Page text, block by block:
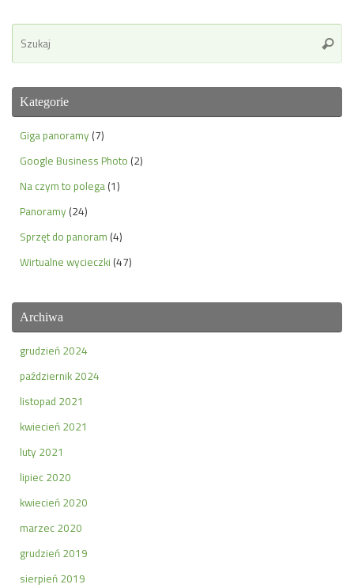
Kategorie
Giga panoramy (7)
Google Business Photo (2)
Na czym to polega (1)
Panoramy (24)
Sprzęt do panoram (4)
Wirtualne wycieczki (47)
Archiwa
grudzień 2024
październik 2024
listopad 2021
kwiecień 2021
luty 2021
lipiec 2020
kwiecień 2020
marzec 2020
grudzień 2019
sierpień 2019